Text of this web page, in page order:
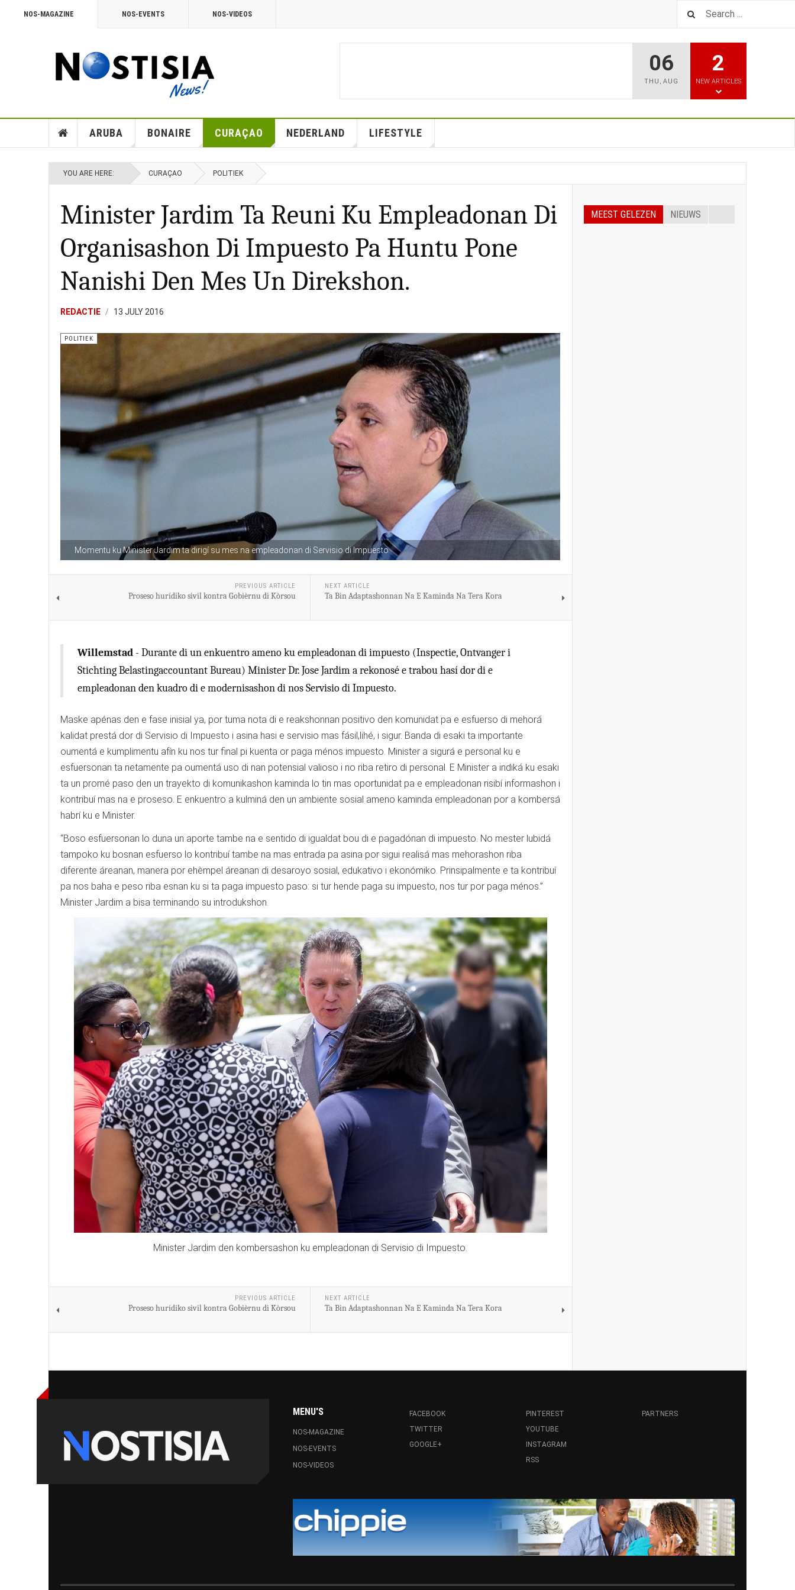
NOS-MAGAZINE NOS-EVENTS NOS-VIDEOS
06
THU , AUG
2
NEW ARTICLES
ARUBA BONAIRE CURAÇAO NEDERLAND LIFESTYLE
YOU ARE HERE: CURAÇAO POLITIEK
Minister Jardim Ta Reuni Ku Empleadonan Di
Organisashon Di Impuesto Pa Huntu Pone
Nanishi Den Mes Un Direkshon.
REDACTIE 13 JULY 2016
Momentu ku Minister Jardim ta dirigí su mes na empleadonan di Servisio di Impuesto
POLITIEK
PREVIOUS ARTICLE
Proseso hurídiko sivil kontra Gobièrnu di Kòrsou
NEXT ARTICLE
Ta Bin Adaptashonnan Na E Kaminda Na Tera Kora
Willemstad - Durante di un enkuentro ameno ku empleadonan di impuesto (Inspectie, Ontvanger i
Stichting Belastingaccountant Bureau) Minister Dr. Jose Jardim a rekonosé e trabou hasí dor di e
empleadonan den kuadro di e modernisashon di nos Servisio di Impuesto.
Maske apénas den e fase inisial ya, por tuma nota di e reakshonnan positivo den komunidat pa e esfuerso di mehorá
kalidat prestá dor di Servisio di Impuesto i asina hasi e servisio mas fásil,lihé, i sigur. Banda di esaki ta importante
oumentá e kumplimentu afín ku nos tur final pi kuenta or paga ménos impuesto. Minister a sigurá e personal ku e
esfuersonan ta netamente pa oumentá uso di nan potensial valioso i no riba retiro di personal. E Minister a indiká ku esaki
ta un promé paso den un trayekto di komunikashon kaminda lo tin mas oportunidat pa e empleadonan risibí informashon i
kontribuí mas na e proseso. E enkuentro a kulminá den un ambiente sosial ameno kaminda empleadonan por a kombersá
habrí ku e Minister.
“Boso esfuersonan lo duna un aporte tambe na e sentido di igualdat bou di e pagadónan di impuesto. No mester lubidá
tampoko ku bosnan esfuerso lo kontribuí tambe na mas entrada pa asina por sigui realisá mas mehorashon riba
diferente áreanan, manera por ehèmpel áreanan di desaroyo sosial, edukativo i ekonómiko. Prinsipalmente e ta kontribuí
pa nos baha e peso riba esnan ku si ta paga impuesto paso: si tur hende paga su impuesto, nos tur por paga ménos.”
Minister Jardim a bisa terminando su introdukshon.
Minister Jardim den kombersashon ku empleadonan di Servisio di Impuesto.
PREVIOUS ARTICLE
Proseso hurídiko sivil kontra Gobièrnu di Kòrsou
NEXT ARTICLE
Ta Bin Adaptashonnan Na E Kaminda Na Tera Kora
MEEST GELEZEN NIEUWS
MENU'S
NOS-MAGAZINE
NOS-EVENTS
NOS-VIDEOS
FACEBOOK
TWITTER
GOOGLE+
PINTEREST
YOUTUBE
INSTAGRAM
RSS
PARTNERS